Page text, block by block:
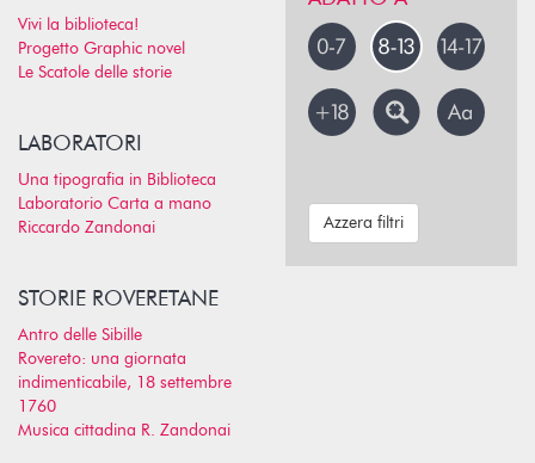
Vivi la biblioteca!
Progetto Graphic novel
Le Scatole delle storie
LABORATORI
Una tipografia in Biblioteca
Laboratorio Carta a mano
Riccardo Zandonai
STORIE ROVERETANE
Antro delle Sibille
Rovereto: una giornata
indimenticabile, 18 settembre
1760
Musica cittadina R. Zandonai
Azzera filtri